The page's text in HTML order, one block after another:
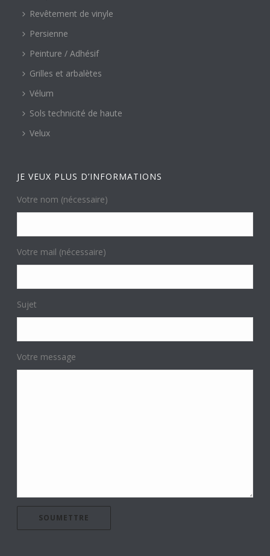
Revêtement de vinyle
Persienne
Peinture / Adhésif
Grilles et arbalètes
Vélum
Sols technicité de haute
Velux
JE VEUX PLUS D’INFORMATIONS
Votre nom (nécessaire)
Votre mail (nécessaire)
Sujet
Votre message